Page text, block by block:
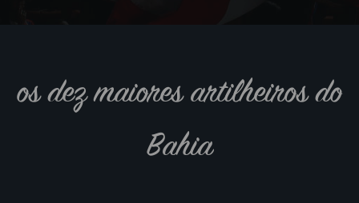
os dez maiores artilheiros do
Bahia